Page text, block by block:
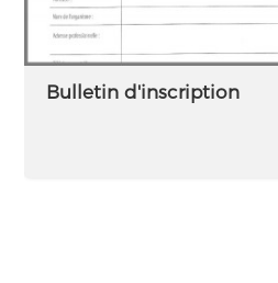
Bulletin d'inscription